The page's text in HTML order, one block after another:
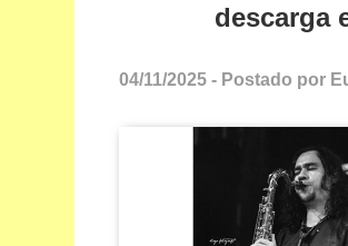
descarga
04/11/2025 - Postado por